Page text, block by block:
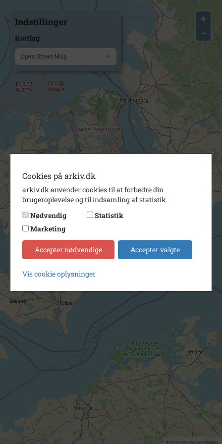
+
−
© OpenStreetMapcontributors.
Indstillinger
Kortlag
Open Street Map
Cookies på arkiv.dk
arkiv.dk anvender cookies til at forbedre din
brugeroplevelse og til indsamling af statistik.
Nødvendig
Statistik
Marketing
Accepter nødvendige Accepter valgte
Vis cookie oplysninger